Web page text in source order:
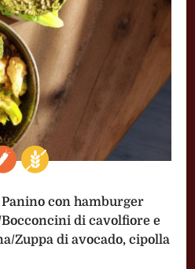
Panino con hamburger
di cavolfiore e
Zuppa di avocado, cipolla